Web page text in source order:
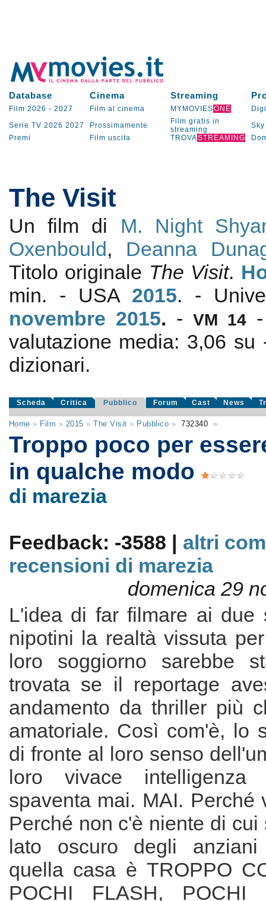
Database Cinema Streaming
Film 2026 - 2027 Film al cinema MYMOVIESONE
Serie TV 2026 2027 Prossimamente
Film gratis in
streaming
Sky
Premi
Film uscita TROVASTREAMING
The Visit
Un film di M. Night
Oxenbould, Deanna
Titolo originale The Visit.
min. - USA 2015. -
novembre 2015. - VM 14
valutazione media: 3,06 su
dizionari.
Scheda Critica Pubblico Forum Cast News
Home » Film » 2015 »The Visit » Pubblico » 732340 »
Troppo poco per
in qualche modo
di marezia
Feedback: -3588 | altri
recensioni di marezia
domenica 29
L'idea di far filmare ai due
nipotini la realtà vissuta
loro soggiorno sarebbe
trovata se il reportage
andamento da thriller più
amatoriale. Così com'è, lo
di fronte al loro senso
loro vivace
spaventa mai. MAI. Perché
Perché non c'è niente di cui
lato oscuro degli
quella casa è TROPPO
POCHI FLASH, POCHI